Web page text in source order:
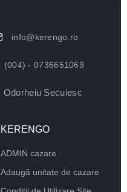
info@kerengo.ro
(004) - 0736651069
Odorheiu Secuiesc
KERENGO
ADMIN cazare
Adaugă unitate de cazare